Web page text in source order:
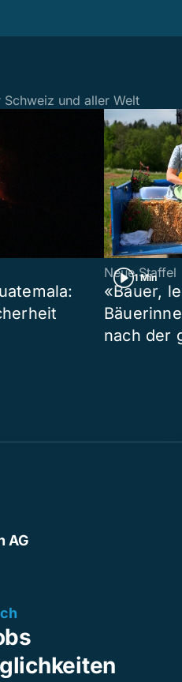
und aller Welt
1 Min
Neue Staffel
«Bauer,
nach der
AG